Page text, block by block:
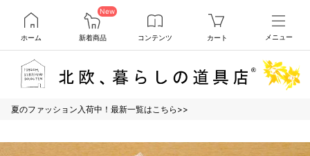
ホーム
New
新着商品 コンテンツ カート メニュー
夏のファッション入荷中！最新一覧はこちら>>